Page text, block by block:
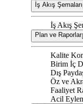
İş Akış Şemaları
İş Akış
Plan ve Raporlar
Kalite
Birim İç
Dış
Öz ve
Faaliyet
Acil